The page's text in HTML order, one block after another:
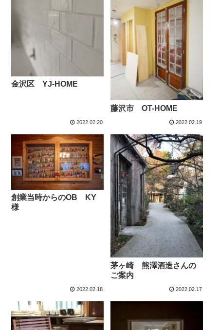
金沢区 YJ-HOME
2022.02.20
藤沢市 OT-HOME
2022.02.19
創業当時からのOB KY
様
2022.02.18
茅ヶ崎 熊澤酒造さんの
ご案内
2022.02.17